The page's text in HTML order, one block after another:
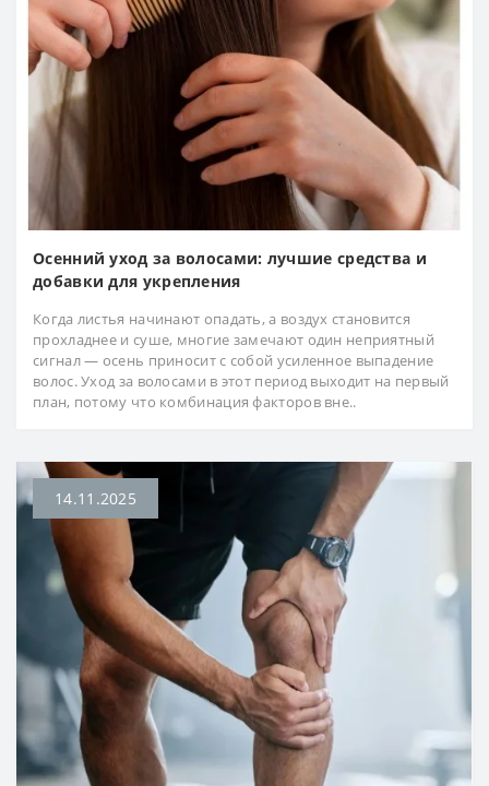
Осенний уход за волосами: лучшие средства и
добавки для укрепления
Когда листья начинают опадать, а воздух становится
прохладнее и суше, многие замечают один неприятный
сигнал — осень приносит с собой усиленное выпадение
волос. Уход за волосами в этот период выходит на первый
план, потому что комбинация факторов вне..
14.11.2025